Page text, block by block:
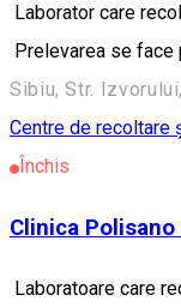
Laborator care
Prelevarea se face
Sibiu, Str.
Centre de recoltare
Închis
Clinica
Laboratoare care